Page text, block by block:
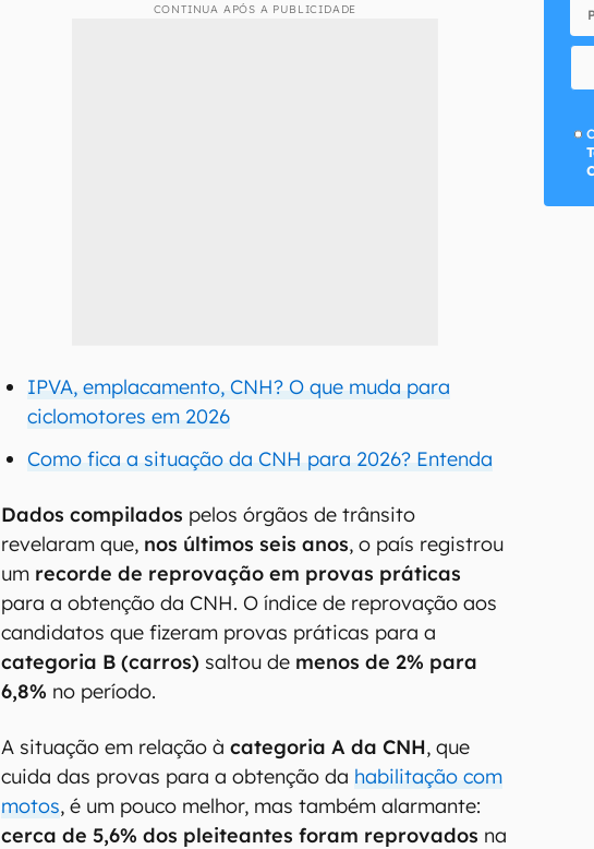
CONTINUA APÓS A PUBLICIDADE
IPVA, emplacamento, CNH? O que muda para
ciclomotores em 2026
Como fica a situação da CNH para 2026? Entenda
Dados compilados pelos órgãos de trânsito
revelaram que, nos últimos seis anos, o país registrou
um recorde de reprovação em provas práticas
para a obtenção da CNH. O índice de reprovação aos
candidatos que fizeram provas práticas para a
categoria B (carros) saltou de menos de 2% para
6,8% no período.
A situação em relação àcategoria A da CNH, que
cuida das provas para a obtenção da habilitação com
motos, é um pouco melhor, mas também alarmante:
cerca de 5,6% dos pleiteantes foram reprovados na